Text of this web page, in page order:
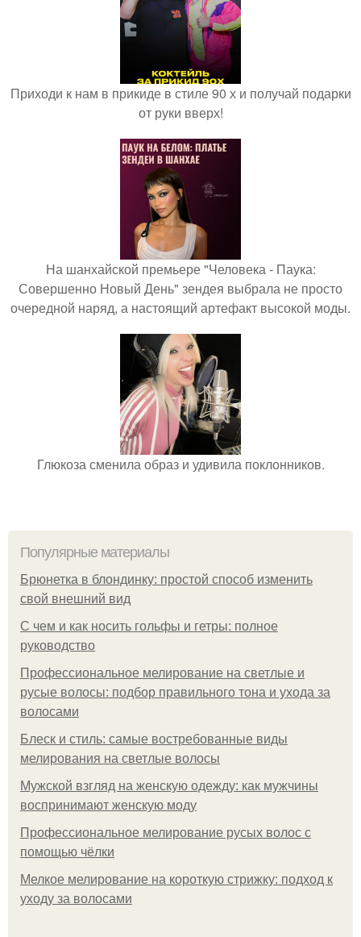
Приходи к нам в прикиде в стиле 90 х и получай подарки
от руки вверх!
На шанхайской премьере "Человека - Паука:
Совершенно Новый День" зендея выбрала не просто
очередной наряд, а настоящий артефакт высокой моды.
Глюкоза сменила образ и удивила поклонников.
Популярные материалы
Брюнетка в блондинку: простой способ изменить
свой внешний вид
С чем и как носить гольфы и гетры: полное
руководство
Профессиональное мелирование на светлые и
русые волосы: подбор правильного тона и ухода за
волосами
Блеск и стиль: самые востребованные виды
мелирования на светлые волосы
Мужской взгляд на женскую одежду: как мужчины
воспринимают женскую моду
Профессиональное мелирование русых волос с
помощью чёлки
Мелкое мелирование на короткую стрижку: подход к
уходу за волосами